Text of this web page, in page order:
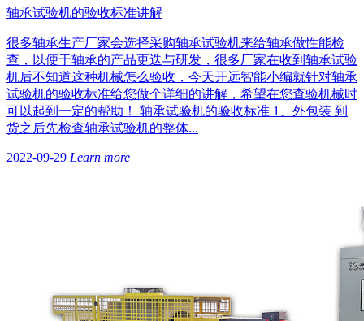
轴承试验机的验收标准讲解
很多轴承生产厂家会选择采购轴承试验机来给轴承做性能检
查，以便于轴承的产品更迭与研发，很多厂家在收到轴承试验
机后不知道这种机械怎么验收，今天开远智能小编就针对轴承
试验机的验收标准给您做个详细的讲解，希望在您查验机械时
可以起到一定的帮助！ 轴承试验机的验收标准 1、外包装 到
货之后先检查轴承试验机的整体...
2022-09-29 Learn more